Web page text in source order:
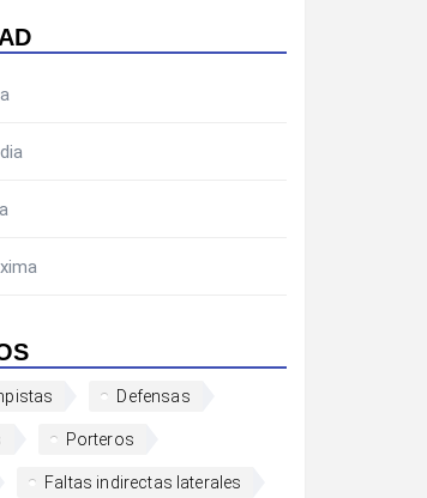
Defensas
Porteros
Faltas indirectas laterales